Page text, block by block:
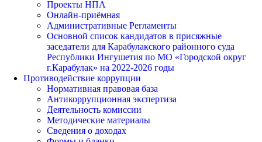
Проекты НПА
Онлайн-приёмная
Административные Регламенты
Основной список кандидатов в присяжные
заседатели для Карабулакского районного суда
Республики Ингушетия по МО «Городской округ
г.Карабулак» на 2022-2026 годы
Противодействие коррупции
Нормативная правовая база
Антикоррупционная экспертиза
Деятельность комиссии
Методические материалы
Сведения о доходах